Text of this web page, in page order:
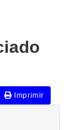
Imprimir